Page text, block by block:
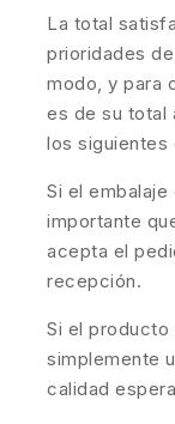
La total
prioridades de
modo, y para
es de su total
los siguientes
Si el
importante
acepta el
recepción.
Si el producto
simplemente
calidad